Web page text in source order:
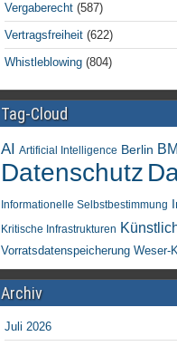
Vergaberecht (587)
Vertragsfreiheit (622)
Whistleblowing (804)
Tag-Cloud
AI Artificial Intelligence Berlin BMI
Datenschutz
Informationelle Selbstbestimmung
Kritische Infrastrukturen
Vorratsdatenspeicherung Weser-
Archiv
Juli 2026